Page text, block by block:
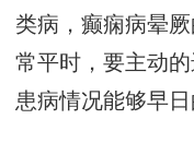
类病，癫痫病晕
常平时，要主动
患病情况能够早日